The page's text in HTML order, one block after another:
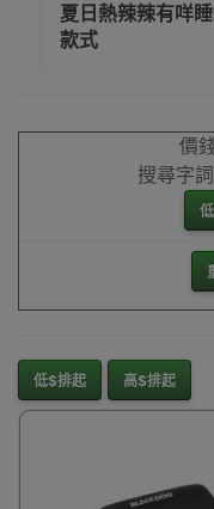
夏日熱辣辣有咩
款式
價
搜尋字詞
低$排起 高$排起